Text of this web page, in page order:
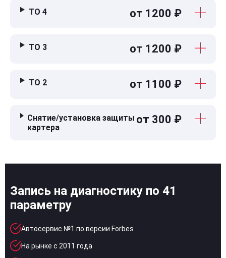
ТО 4 от 1200 ₽
ТО 3 от 1200 ₽
ТО 2 от 1100 ₽
Снятие/установка защиты
картера
от 300 ₽
Запись на диагностику по 41
параметру
Автосервис №1 по версии Forbes
На рынке с 2011 года